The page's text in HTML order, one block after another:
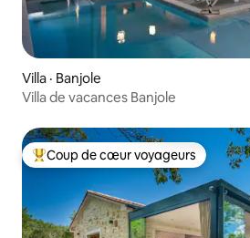
Villa · Banjole
Villa de vacances Banjole
Coup de cœur voyageurs parmi les
Coup de cœur voyageurs